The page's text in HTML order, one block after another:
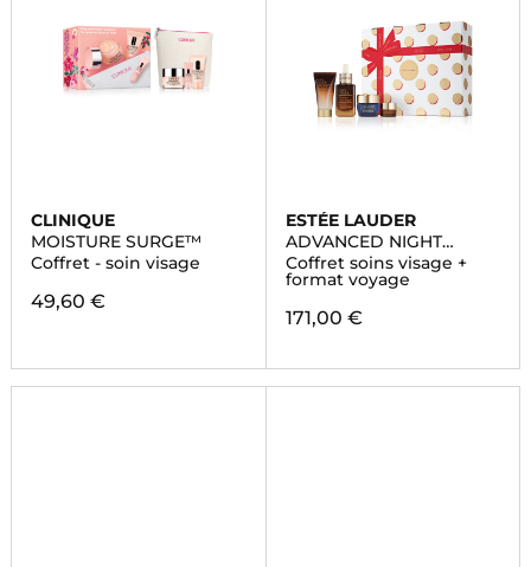
CLINIQUE
MOISTURE SURGE™
Coffret - soin visage
49,60 €
ESTÉE LAUDER
ADVANCED NIGHT
REPAIR
Coffret soins visage +
format voyage
171,00 €